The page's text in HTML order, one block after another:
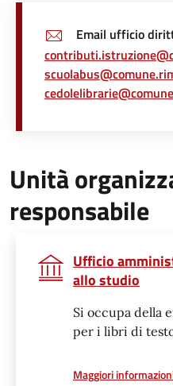
Email ufficio
Unità
responsabile
Ufficio
allo studio
Si occupa della
per i libri di
Maggiori